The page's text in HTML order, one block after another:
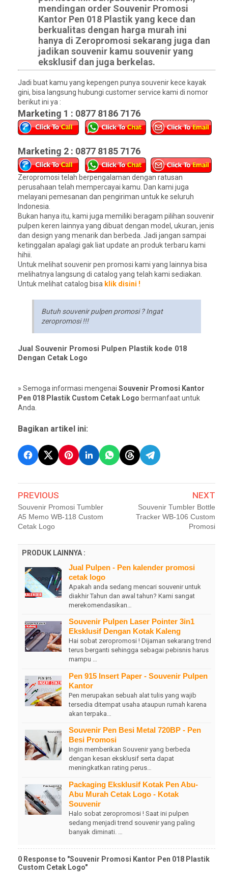
mendingan order Souvenir Promosi
Kantor Pen 018 Plastik yang kece dan
berkualitas dengan harga murah ini
hanya di Zeropromosi sekarang juga dan
jadikan souvenir kamu souvenir yang
eksklusif dan juga berkelas.
Jadi buat kamu yang kepengen punya souvenir kece kayak
gini, bisa langsung hubungi customer service kami di nomor
berikut ini ya :
Marketing 1 : 0877 8186 7176
Marketing 2 : 0877 8185 7176
Zeropromosi telah berpengalaman dengan ratusan
perusahaan telah mempercayai kamu. Dan kami juga
melayani pemesanan dan pengiriman untuk ke seluruh
Indonesia.
Bukan hanya itu, kami juga memiliki beragam pilihan souvenir
pulpen keren lainnya yang dibuat dengan model, ukuran, jenis
dan design yang menarik dan berbeda. Jadi jangan sampai
ketinggalan apalagi gak liat update an produk terbaru kami
hihii.
Untuk melihat souvenir pen promosi kami yang lainnya bisa
melihatnya langsung di catalog yang telah kami sediakan.
Untuk melihat catalog bisa klik disini !
Butuh souvenir pulpen promosi ? Ingat
zeropromosi !!!
Jual Souvenir Promosi Pulpen Plastik kode 018
Dengan Cetak Logo
» Semoga informasi mengenai Souvenir Promosi Kantor
Pen 018 Plastik Custom Cetak Logo bermanfaat untuk
Anda.
Bagikan artikel ini:
PREVIOUS
Souvenir Promosi Tumbler
A5 Memo WB-118 Custom
Cetak Logo
NEXT
Souvenir Tumbler Bottle
Tracker WB-106 Custom
Promosi
PRODUK LAINNYA :
Jual Pulpen - Pen kalender promosi
cetak logo
Apakah anda sedang mencari souvenir untuk
diakhir Tahun dan awal tahun? Kami sangat
merekomendasikan…
Souvenir Pulpen Laser Pointer 3in1
Eksklusif Dengan Kotak Kaleng
Hai sobat zeropromosi ! Dijaman sekarang trend
terus berganti sehingga sebagai pebisnis harus
mampu …
Pen 915 Insert Paper - Souvenir Pulpen
Kantor
Pen merupakan sebuah alat tulis yang wajib
tersedia ditempat usaha ataupun rumah karena
akan terpaka…
Souvenir Pen Besi Metal 720BP - Pen
Besi Promosi
Ingin memberikan Souvenir yang berbeda
dengan kesan eksklusif serta dapat
meningkatkan rating perus…
Packaging Eksklusif Kotak Pen Abu-
Abu Murah Cetak Logo - Kotak
Souvenir
Halo sobat zeropromosi ! Saat ini pulpen
sedang menjadi trend souvenir yang paling
banyak diminati. …
0 Response to "Souvenir Promosi Kantor Pen 018 Plastik
Custom Cetak Logo"